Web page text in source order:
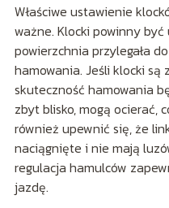
Właściwe ustawienie
ważne. Klocki powinny
powierzchnia przylegała
hamowania. Jeśli klocki są
skuteczność hamowania
zbyt blisko, mogą ocierać,
również upewnić się, że
naciągnięte i nie mają
regulacja hamulców
jazdę.